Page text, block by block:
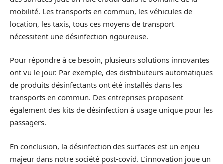
mobilité. Les transports en commun, les véhicules de
location, les taxis, tous ces moyens de transport
nécessitent une désinfection rigoureuse.
Pour répondre à ce besoin, plusieurs solutions innovantes
ont vu le jour. Par exemple, des distributeurs automatiques
de produits désinfectants ont été installés dans les
transports en commun. Des entreprises proposent
également des kits de désinfection à usage unique pour les
passagers.
En conclusion, la désinfection des surfaces est un enjeu
majeur dans notre société post-covid. L’innovation joue un